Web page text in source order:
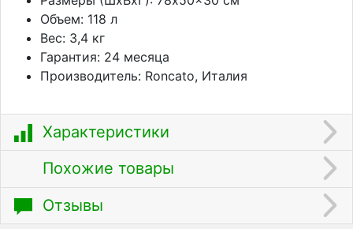
Объем: 118 л
Вес: 3,4 кг
Гарантия: 24 месяца
Производитель: Roncato, Италия
Характеристики
Похожие товары
Отзывы